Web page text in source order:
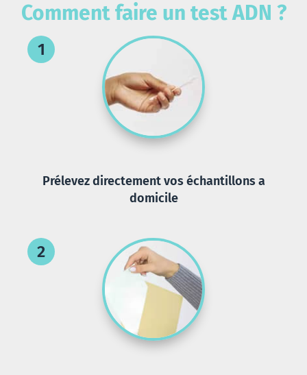
Comment faire un test ADN ?
Prélevez directement vos échantillons a
domicile